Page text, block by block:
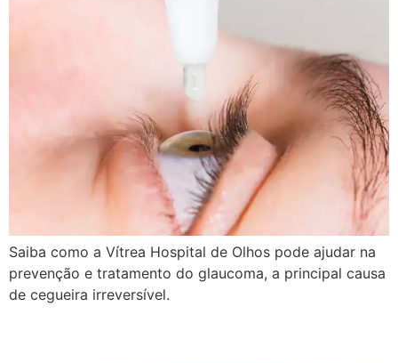
Saiba como a Vítrea Hospital de Olhos pode ajudar na
prevenção e tratamento do glaucoma, a principal causa
de cegueira irreversível.